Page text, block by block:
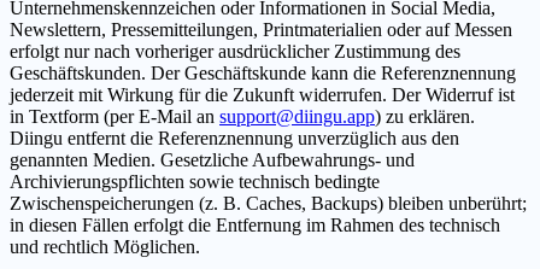
Unternehmenskennzeichen oder Informationen in Social Media,
Newslettern, Pressemitteilungen, Printmaterialien oder auf Messen
erfolgt nur nach vorheriger ausdrücklicher Zustimmung des
Geschäftskunden. Der Geschäftskunde kann die Referenznennung
jederzeit mit Wirkung für die Zukunft widerrufen. Der Widerruf ist
in Textform (per E-Mail an support@diingu.app) zu erklären.
Diingu entfernt die Referenznennung unverzüglich aus den
genannten Medien. Gesetzliche Aufbewahrungs- und
Archivierungspflichten sowie technisch bedingte
Zwischenspeicherungen (z. B. Caches, Backups) bleiben unberührt;
in diesen Fällen erfolgt die Entfernung im Rahmen des technisch
und rechtlich Möglichen.